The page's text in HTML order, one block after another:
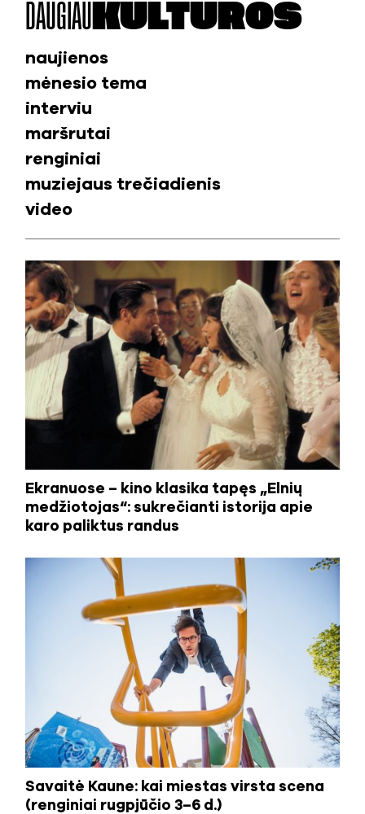
DAUGIAU KULTŪROS
Ekranuose – kino klasika tapęs „Elnių
medžiotojas“: sukrečianti istorija apie
karo paliktus randus
Savaitė Kaune: kai miestas virsta scena
(renginiai rugpjūčio 3–6 d.)
naujienos
mėnesio tema
interviu
maršrutai
renginiai
muziejaus trečiadienis
video